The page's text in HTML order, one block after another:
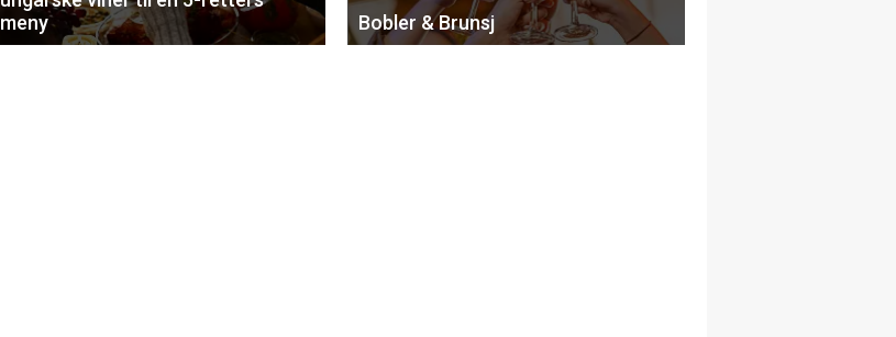
meny
Bobler & Brunsj